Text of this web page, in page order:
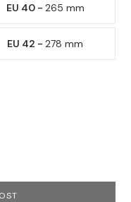
EU 40 - 265 mm
EU 42 -278 mm